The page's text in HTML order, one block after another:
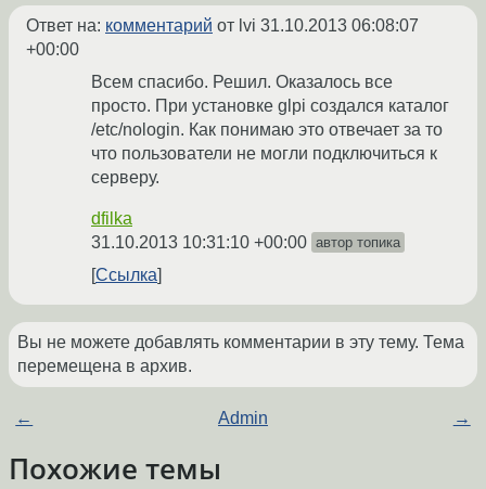
Ответ на: комментарий от lvi 31.10.2013 06:08:07
+00:00
Всем спасибо. Решил. Оказалось все
просто. При установке glpi создался каталог
/etc/nologin. Как понимаю это отвечает за то
что пользователи не могли подключиться к
серверу.
dfilka
31.10.2013 10:31:10 +00:00 автор топика
Ссылка
Вы не можете добавлять комментарии в эту тему. Тема
перемещена в архив.
← Admin →
Похожие темы